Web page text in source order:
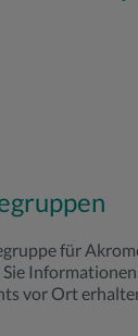
für
Informationen
vor Ort